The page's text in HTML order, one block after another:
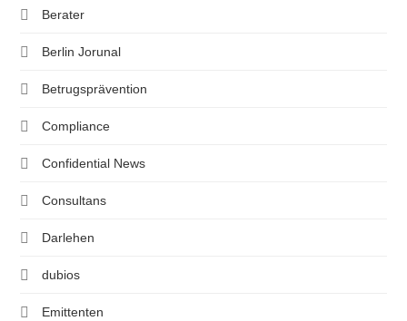
Berater
Berlin Jorunal
Betrugsprävention
Compliance
Confidential News
Consultans
Darlehen
dubios
Emittenten